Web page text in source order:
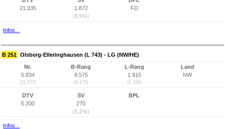
21.035
1.872
(8,9%)
FD
Infos...
B 251 Olsberg-Elleringhausen (L 743) - LG (NW/HE)
Nr.
5.834
(11.077)
B-Rang
8.575
(6.175)
L-Rang
1.915
(1.329)
Land
NW
DTV
5.200
SV
270
(5,2%)
BPL
Infos...